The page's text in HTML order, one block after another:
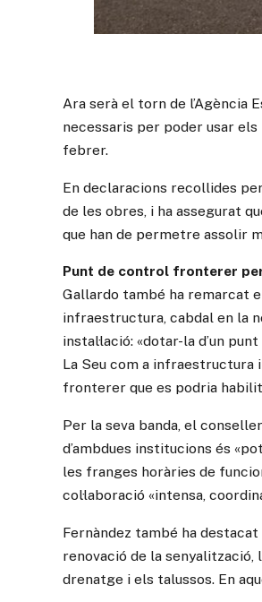
Ara serà el torn de l’Agència
necessaris per poder usar
febrer.
En declaracions recollides
de les obres, i ha assegurat
que han de permetre assolir
Punt de control fronterer per
Gallardo també ha remarcat
infraestructura, cabdal en la
instal·lació: «dotar-la d’un
La Seu com a infraestructura
fronterer que es podria
Per la seva banda, el
d’ambdues institucions és
les franges horàries de
col·laboració «intensa,
Fernàndez també ha
renovació de la senyalització,
drenatge i els talussos. En